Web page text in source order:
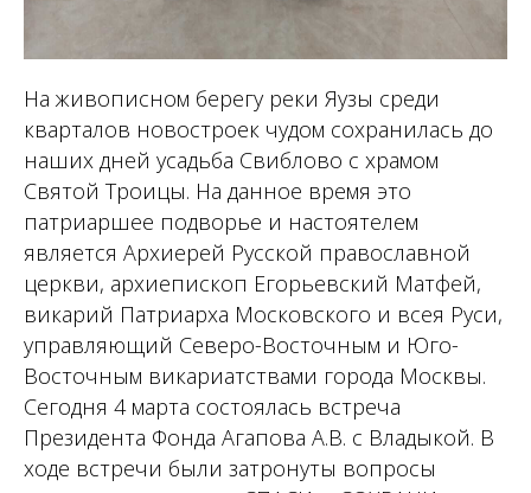
На живописном берегу реки Яузы среди
кварталов новостроек чудом сохранилась до
наших дней усадьба Свиблово с храмом
Святой Троицы. На данное время это
патриаршее подворье и настоятелем
является Архиерей Русской православной
церкви, архиепископ Егорьевский Матфей,
викарий Патриарха Московского и всея Руси,
управляющий Северо-Восточным и Юго-
Восточным викариатствами города Москвы.
Сегодня 4 марта состоялась встреча
Президента Фонда Агапова А.В. с Владыкой. В
ходе встречи были затронуты вопросы